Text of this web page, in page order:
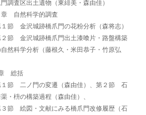
調査区出土遺物（東緋美・森由佳）
章 自然科学的調査
節 金沢城跡橋爪門の花粉分析（森将志）
節 金沢城跡橋爪門出土漆喰片・路盤構築
自然科学分析（藤根久・米田恭子・竹原弘
総括
節 二ノ門の変遷（森由佳）、第２節 石
・枡の構築過程（森由佳）、
節 絵図・文献にみる橋爪門改修履歴（石